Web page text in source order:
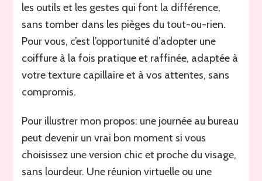
les outils et les gestes qui font la différence,
sans tomber dans les pièges du tout-ou-rien.
Pour vous, c’est l’opportunité d’adopter une
coiffure à la fois pratique et raffinée, adaptée à
votre texture capillaire et à vos attentes, sans
compromis.
Pour illustrer mon propos: une journée au bureau
peut devenir un vrai bon moment si vous
choisissez une version chic et proche du visage,
sans lourdeur. Une réunion virtuelle ou une